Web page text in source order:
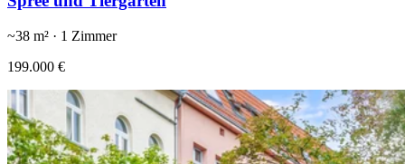
~38 m² · 1 Zimmer
199.000 €